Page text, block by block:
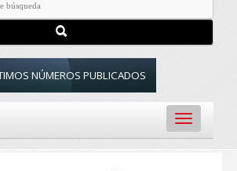
NÚMEROS PUBLICADOS
Toggle
navigation